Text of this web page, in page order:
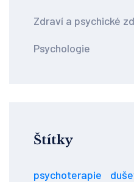
Zdraví a psychické
Psychologie
Štítky
psychoterapie